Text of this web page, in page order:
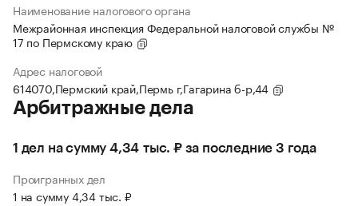
Наименование налогового органа
Межрайонная инспекция Федеральной налоговой службы №
17 по Пермскому краю
Адрес налоговой
614070,Пермский край,Пермь г,Гагарина б-р,44
Арбитражные дела
1 дел на сумму 4,34 тыс. ₽ за последние 3 года
Проигранных дел
1 на сумму 4,34 тыс. ₽